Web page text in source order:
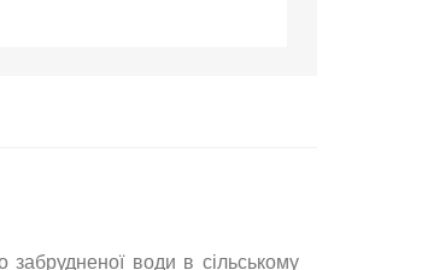
води в сільському